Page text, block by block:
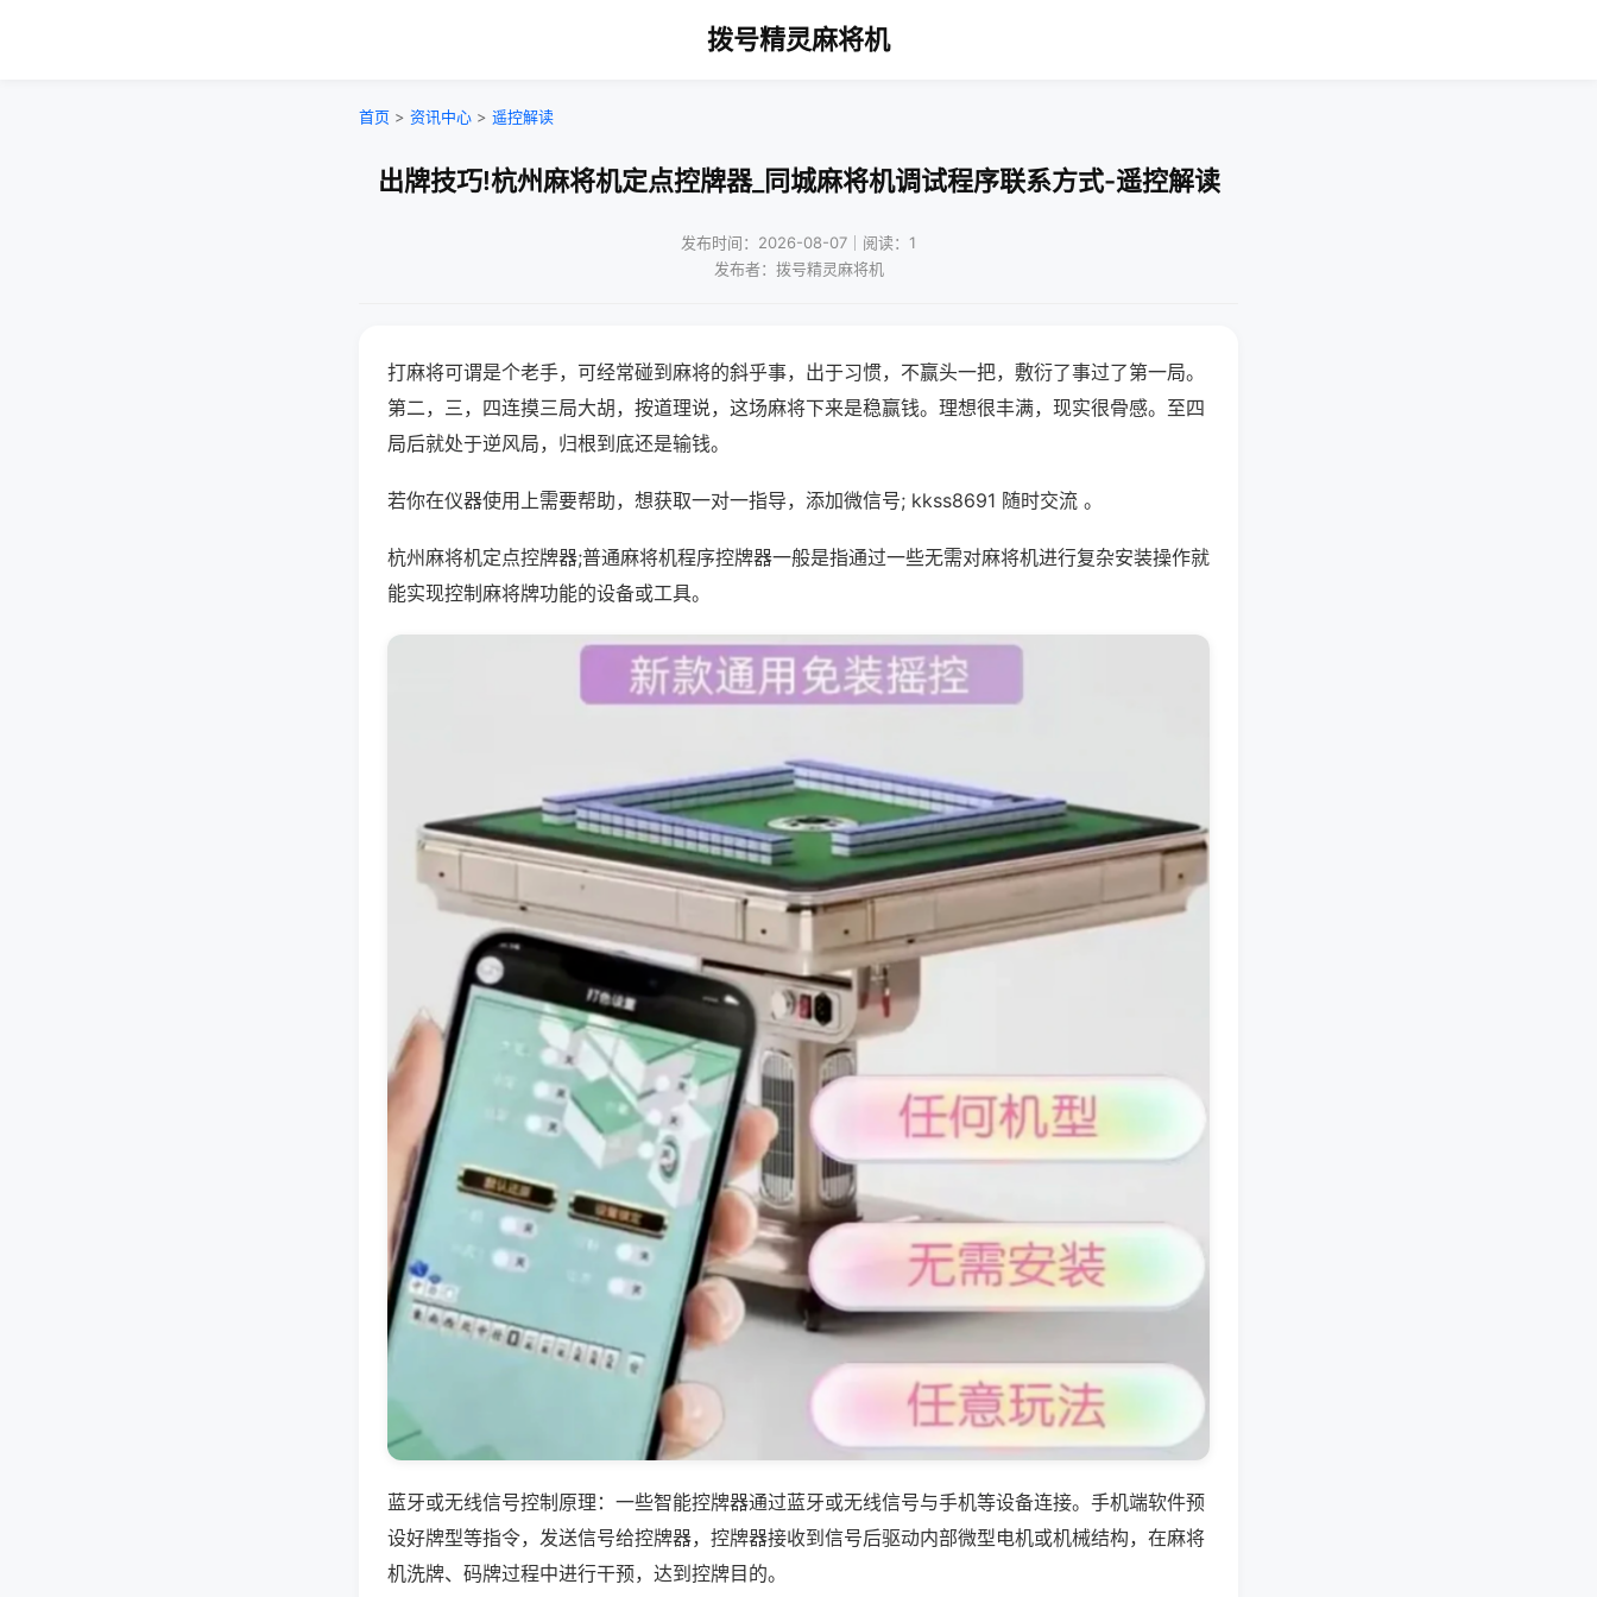
拨号精灵麻将机
首页 > 资讯中心 > 遥控解读
出牌技巧!杭州麻将机定点控牌器_同城麻将机调试程序联系方式-遥控解读
发布时间：2026-08-07｜阅读：1
发布者：拨号精灵麻将机
打麻将可谓是个老手，可经常碰到麻将的斜乎事，出于习惯，不赢头一把，敷衍了事过了第一局。
第二，三，四连摸三局大胡，按道理说，这场麻将下来是稳赢钱。理想很丰满，现实很骨感。至四
局后就处于逆风局，归根到底还是输钱。
若你在仪器使用上需要帮助，想获取一对一指导，添加微信号; kkss8691 随时交流 。
杭州麻将机定点控牌器;普通麻将机程序控牌器一般是指通过一些无需对麻将机进行复杂安装操作就
能实现控制麻将牌功能的设备或工具。
蓝牙或无线信号控制原理：一些智能控牌器通过蓝牙或无线信号与手机等设备连接。手机端软件预
设好牌型等指令，发送信号给控牌器，控牌器接收到信号后驱动内部微型电机或机械结构，在麻将
机洗牌、码牌过程中进行干预，达到控牌目的。